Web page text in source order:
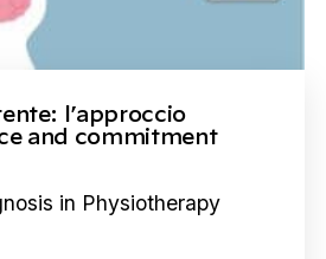
l’approccio
and commitment
in Physiotherapy